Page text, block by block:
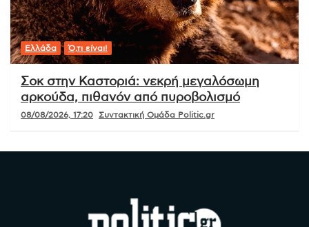
Ελλάδα Ό,τι είναι!
Σοκ στην Καστοριά: νεκρή μεγαλόσωμη
αρκούδα, πιθανόν από πυροβολισμό
08/08/2026, 17:20 Συντακτική Ομάδα Politic.gr